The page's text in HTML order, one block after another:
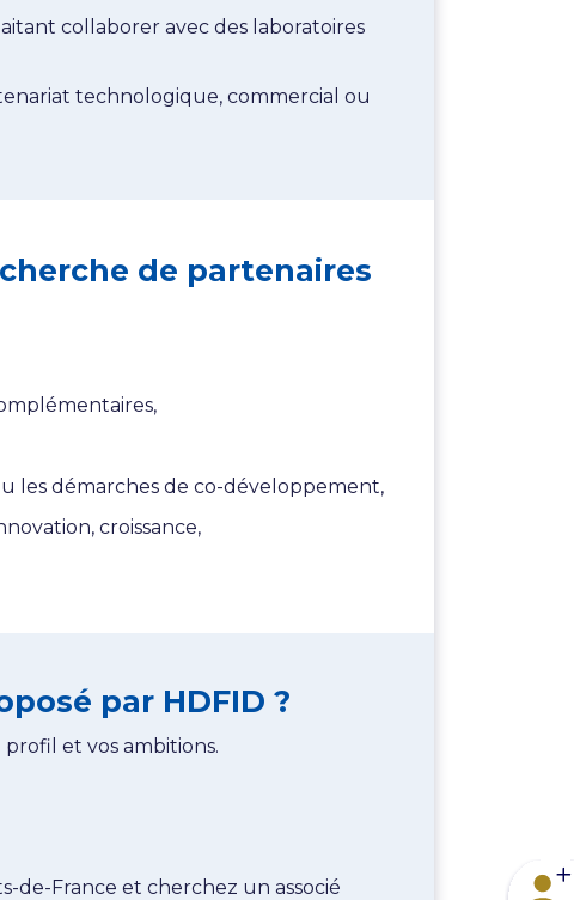
collaborer avec des laboratoires
technologique, commercial ou
de partenaires
les démarches de co-développement,
croissance,
par HDFID ?
et vos ambitions.
de-France et cherchez un associé